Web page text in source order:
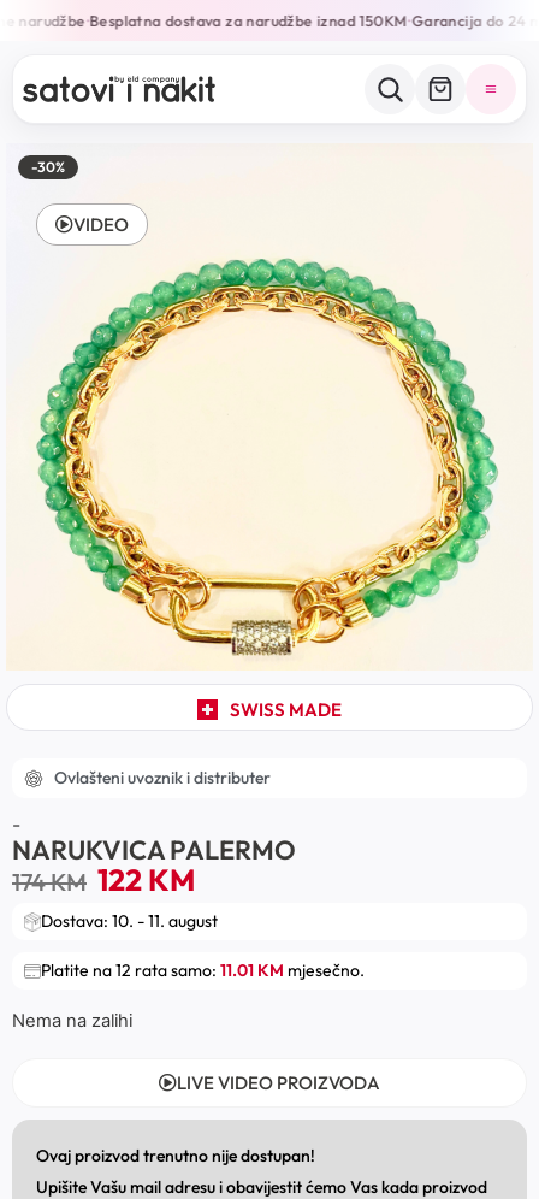
narudžbe•Besplatna dostava za narudžbe iznad 150KM•Garancija do 24
-30%
SWISS MADE
VIDEO
Ovlašteni uvoznik i distributer
-
NARUKVICA PALERMO
174KM 122KM
Dostava: 10. - 11. august
Platite na 12 rata samo: 11.01 KM mjesečno.
Nema na zalihi
LIVE VIDEO PROIZVODA
Ovaj proizvod trenutno nije dostupan!
Upišite Vašu mail adresu i obavijestit ćemo Vas kada proizvod